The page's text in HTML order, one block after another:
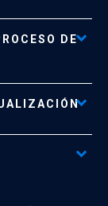
Importante
DE
file_download